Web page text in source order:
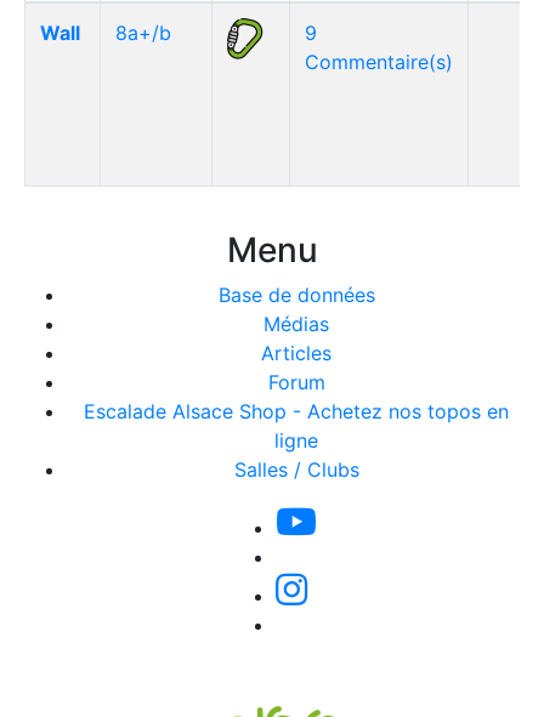
Wall 8a+/b
9
Commentaire(s)
Menu
Base de données
Médias
Articles
Forum
Escalade Alsace Shop - Achetez nos topos en
ligne
Salles / Clubs